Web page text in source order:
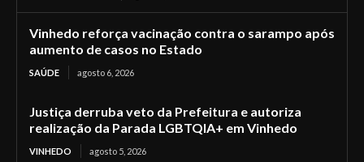
Vinhedo reforça vacinação contra o sarampo após
aumento de casos no Estado
SAÚDE agosto 6, 2026
Justiça derruba veto da Prefeitura e autoriza
realização da Parada LGBTQIA+ em Vinhedo
VINHEDO agosto 5, 2026